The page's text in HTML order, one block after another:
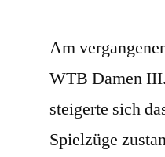
Am
WTB Damen
steigerte sich
Spielzüge